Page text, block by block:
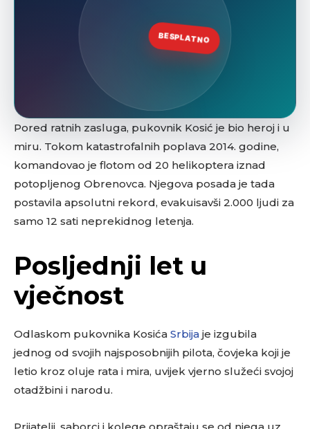
Pored ratnih zasluga, pukovnik Kosić je bio heroj i u
miru. Tokom katastrofalnih poplava 2014. godine,
komandovao je flotom od 20 helikoptera iznad
potopljenog Obrenovca. Njegova posada je tada
postavila apsolutni rekord, evakuisavši 2.000 ljudi za
samo 12 sati neprekidnog letenja.
Posljednji let u
vječnost
Odlaskom pukovnika Kosića Srbija je izgubila
jednog od svojih najsposobnijih pilota, čovjeka koji je
letio kroz oluje rata i mira, uvijek vjerno služeći svojoj
otadžbini i narodu.